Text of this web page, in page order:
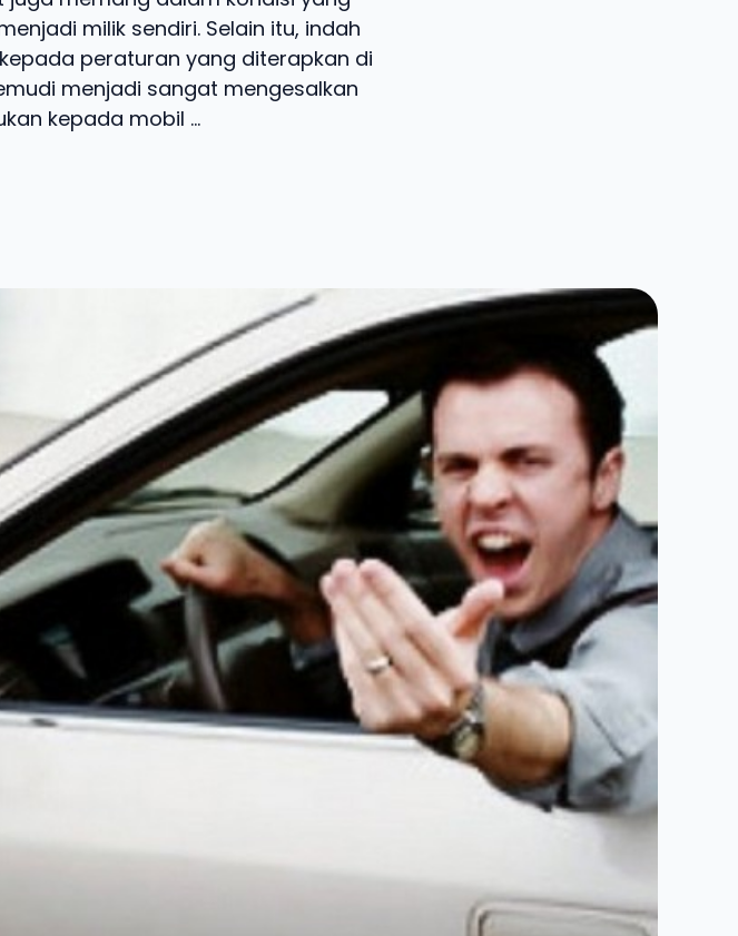
milik sendiri. Selain itu, indah
peraturan yang diterapkan di
menjadi sangat mengesalkan
kepada mobil ...